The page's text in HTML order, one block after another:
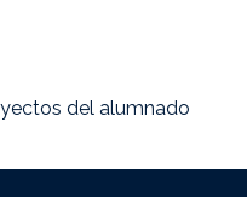
del alumnado